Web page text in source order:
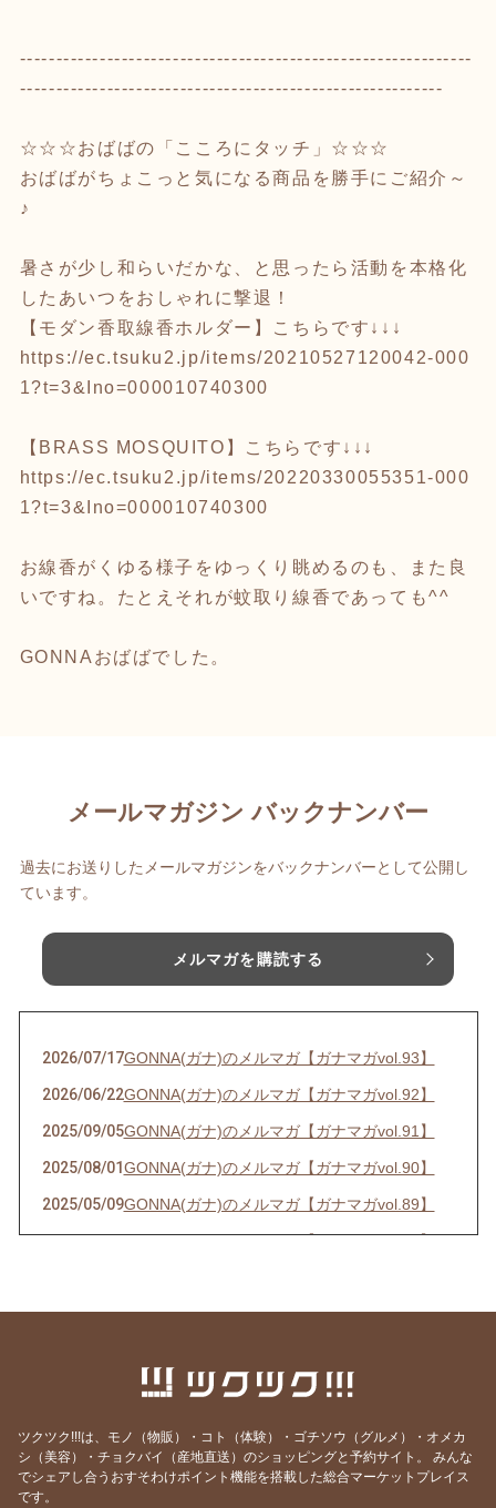
--------------------------------------------------------------
----------------------------------------------------------
☆☆☆おばばの「こころにタッチ」☆☆☆
おばばがちょこっと気になる商品を勝手にご紹介～
♪
暑さが少し和らいだかな、と思ったら活動を本格化
したあいつをおしゃれに撃退！
【モダン香取線香ホルダー】こちらです↓↓↓
https://ec.tsuku2.jp/items/20210527120042-000
1?t=3&Ino=000010740300
【BRASS MOSQUITO】こちらです↓↓↓
https://ec.tsuku2.jp/items/20220330055351-000
1?t=3&Ino=000010740300
お線香がくゆる様子をゆっくり眺めるのも、また良
いですね。たとえそれが蚊取り線香であっても^^
GONNAおばばでした。
メールマガジン バックナンバー
過去にお送りしたメールマガジンをバックナンバーとして公開し
ています。
メルマガを購読する
2026/07/17GONNA(ガナ)のメルマガ【ガナマガvol.93】
2026/06/22GONNA(ガナ)のメルマガ【ガナマガvol.92】
2025/09/05GONNA(ガナ)のメルマガ【ガナマガvol.91】
2025/08/01GONNA(ガナ)のメルマガ【ガナマガvol.90】
2025/05/09GONNA(ガナ)のメルマガ【ガナマガvol.89】
2025/04/25GONNA(ガナ)のメルマガ【ガナマガvol.88】
2025/01/13GONNA(ガナ)のメルマガ【ガナマガvol.86】
GONNA(ガナ)のメルマガ【ガナマガvol.84】
2024/06/21GONNA(ガナ)のメルマガ【ガナマガvol.82】
2024/06/07
ツクツク!!!は、モノ（物販）・コト（体験）・ゴチソウ（グルメ）・オメカ
シ（美容）・チョクバイ（産地直送）のショッピングと予約サイト。
みんな
でシェアし合うおすそわけポイント機能を搭載した総合マーケットプレイス
です。